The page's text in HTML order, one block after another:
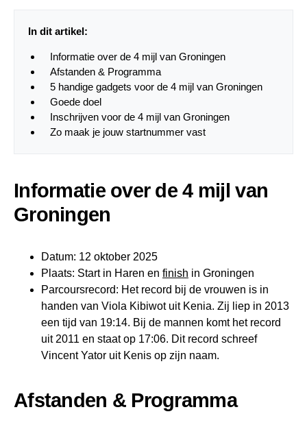
In dit artikel:
Informatie over de 4 mijl van Groningen
Afstanden & Programma
5 handige gadgets voor de 4 mijl van Groningen
Goede doel
Inschrijven voor de 4 mijl van Groningen
Zo maak je jouw startnummer vast
Informatie over de 4 mijl van
Groningen
Datum: 12 oktober 2025
Plaats: Start in Haren en finish in Groningen
Parcoursrecord: Het record bij de vrouwen is in
handen van Viola Kibiwot uit Kenia. Zij liep in 2013
een tijd van 19:14. Bij de mannen komt het record
uit 2011 en staat op 17:06. Dit record schreef
Vincent Yator uit Kenis op zijn naam.
Afstanden & Programma